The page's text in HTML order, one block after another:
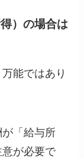
）の場合は
能ではあり
「給与所
が必要で